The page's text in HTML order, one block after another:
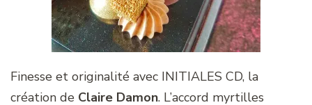
Finesse et originalité avec INITIALES CD, la
création de Claire Damon. L’accord myrtilles